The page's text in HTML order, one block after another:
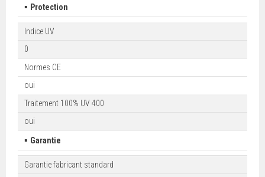
▪ Protection
Indice UV
0
Normes CE
oui
Traitement 100% UV 400
oui
▪ Garantie
Garantie fabricant standard